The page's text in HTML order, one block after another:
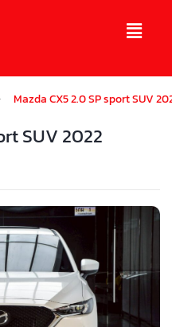
Mazda CX5 2.0 SP sport SUV
SUV 2022